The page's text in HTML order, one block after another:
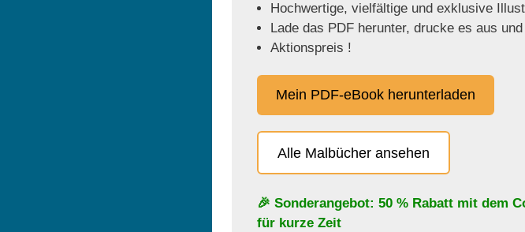
Hochwertige, vielfältige und exklusive
Lade das PDF herunter, drucke es aus
Aktionspreis !
Mein PDF-eBook herunterladen
Alle Malbücher ansehen
🎉 Sonderangebot: 50 % Rabatt mit dem
für kurze Zeit